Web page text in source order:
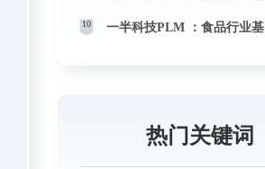
10 一半科技PLM ：食品行业基
热门关键词